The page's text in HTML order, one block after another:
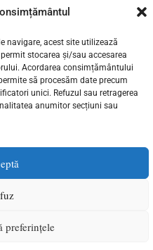
navigare, acest site utilizează
stocarea și/sau accesarea
Acordarea consimțământului
să procesăm date precum
unici. Refuzul sau retragerea
anumitor secțiuni sau
preferințele
| Powered byActiv.NET